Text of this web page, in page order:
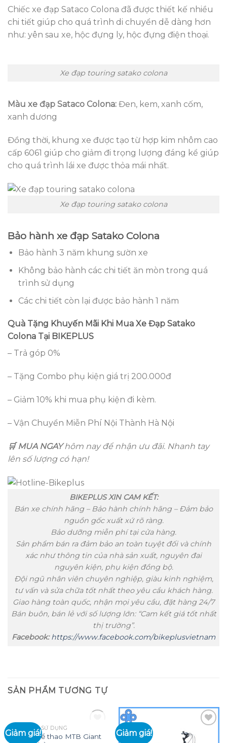
Chiếc xe đạp Sataco Colona đã được thiết kế nhiều
chi tiết giúp cho quá trình di chuyển dễ dàng hơn
như: yên sau xe, hộc đựng ly, hộc đựng điện thoại.
Xe đạp touring satako colona
Màu xe đạp Sataco Colona: Đen, kem, xanh cốm,
xanh dương
Đồng thời, khung xe được tạo từ hợp kim nhôm cao
cấp 6061 giúp cho giảm đi trọng lượng đáng kể giúp
cho quá trình lái xe được thỏa mái nhất.
Xe đạp touring satako colona
Bảo hành xe đạp Satako Colona
Bảo hành 3 năm khung sườn xe
Không bảo hành các chi tiết ăn mòn trong quá
trình sử dụng
Các chi tiết còn lại được bảo hành 1 năm
Quà Tặng Khuyến Mãi Khi Mua Xe Đạp Satako
Colona Tại BIKEPLUS
– Trả góp 0%
– Tặng Combo phụ kiện giá trị 200.000đ
– Giảm 10% khi mua phụ kiện đi kèm.
– Vận Chuyển Miễn Phí Nội Thành Hà Nội
🛒 MUA NGAYhôm nay để nhận ưu đãi. Nhanh tay
lên số lượng có hạn!
BIKEPLUS XIN CAM KẾT:
Bán xe chính hãng – Bảo hành chính hãng – Đảm bảo
nguồn gốc xuất xứ rõ ràng.
Bảo dưỡng miễn phí tại cửa hàng.
Sản phẩm bán ra đảm bảo an toàn tuyệt đối và chính
xác như thông tin của nhà sản xuất, nguyên đai
nguyên kiện, phụ kiện đồng bộ.
Đội ngũ nhân viên chuyên nghiệp, giàu kinh nghiệm,
tư vấn và sửa chữa tốt nhất theo yêu cầu khách hàng.
Giao hàng toàn quốc, nhận mọi yêu cầu, đặt hàng 24/7
Bán buôn, bán lẻ với số lượng lớn: “Cam kết giá tốt nhất
thị trường”.
Facebook:https://www.facebook.com/bikeplusvietnam
SẢN PHẨM TƯƠNG TỰ
Giảm giá!HẾT HÀNG
XE ĐÃ QUA SỬ DỤNG
Xe đạp thể thao MTB Giant
Giảm giá!